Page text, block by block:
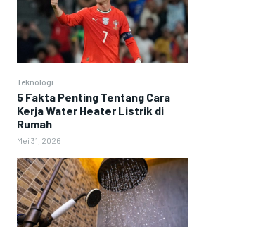
Teknologi
5 Fakta Penting Tentang Cara
Kerja Water Heater Listrik di
Rumah
Mei 31, 2026